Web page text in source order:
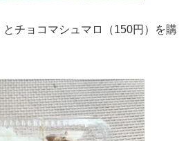
チョコマシュマロ（150円）を購